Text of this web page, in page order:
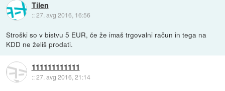
Tilen
::27. avg 2016, 16:56
Stroški so v bistvu 5 EUR, če že imaš trgovalni račun in tega na
KDD ne želiš prodati.
111111111111
::27. avg 2016, 21:14